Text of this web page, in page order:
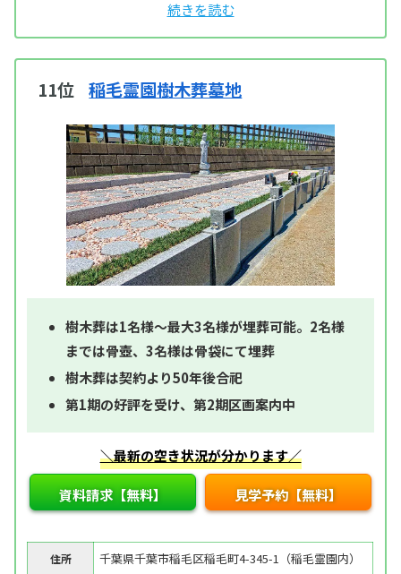
11位 稲毛霊園樹木葬墓地
樹木葬は1名様～最大3名様が埋葬可能。2名様
までは骨壺、3名様は骨袋にて埋葬
樹木葬は契約より50年後合祀
第1期の好評を受け、第2期区画案内中
＼最新の空き状況が分かります／
資料請求【無料】 見学予約【無料】
住所 千葉県千葉市稲毛区稲毛町4-345-1（稲毛霊園内）